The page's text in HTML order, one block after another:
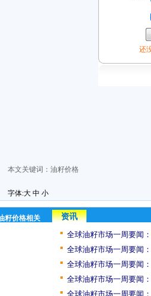
还
本文关键词： 油籽价格
字体:大 中 小
籽价格相关
资讯
全球油籽市场一周要闻
全球油籽市场一周要闻
全球油籽市场一周要闻
全球油籽市场一周要闻
全球油籽市场一周要闻：